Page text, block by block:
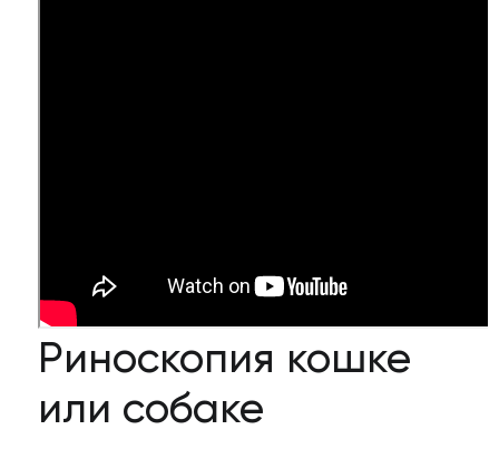
Риноскопия кошке
или собаке